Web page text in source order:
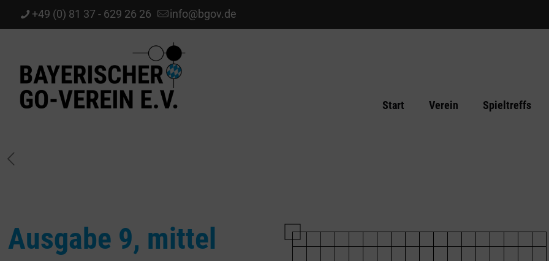
+49 (0) 81 37 - 629 26 26 info@bgov.de
Start Verein Spieltreffs
Ausgabe 9, mittel